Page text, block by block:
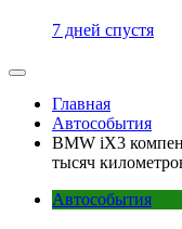
7 дней спустя
Главная
Автособытия
BMW iX3
тысяч
Автособытия